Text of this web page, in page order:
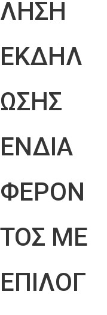
ΛΗΣΗ
ΕΚΔΗΛ
ΩΣΗΣ
ΕΝΔΙΑ
ΦΕΡΟΝ
ΤΟΣ ΜΕ
ΕΠΙΛΟΓ